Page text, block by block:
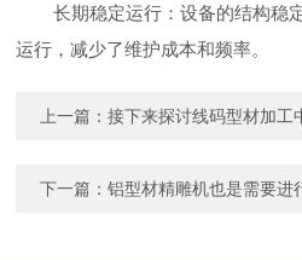
长期稳定运行：设备的结构稳
运行，减少了维护成本和频率。
上一篇：接下来探讨线码型材加工
下一篇：铝型材精雕机也是需要进